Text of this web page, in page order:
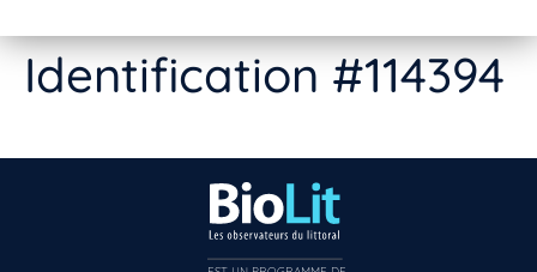
Identification #114394